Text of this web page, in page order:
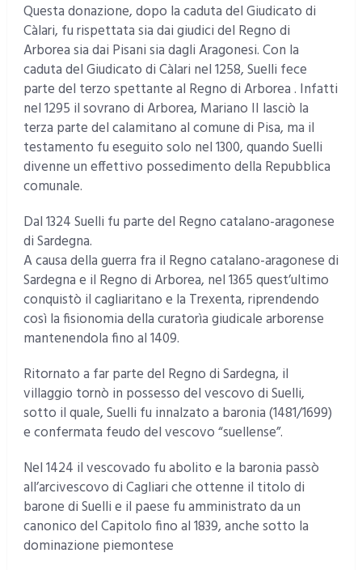
Questa donazione, dopo la caduta del Giudicato di
Càlari, fu rispettata sia dai giudici del Regno di
Arborea sia dai Pisani sia dagli Aragonesi. Con la
caduta del Giudicato di Càlari nel 1258, Suelli fece
parte del terzo spettante al Regno di Arborea . Infatti
nel 1295 il sovrano di Arborea, Mariano II lasciò la
terza parte del calamitano al comune di Pisa, ma il
testamento fu eseguito solo nel 1300, quando Suelli
divenne un effettivo possedimento della Repubblica
comunale.
Dal 1324 Suelli fu parte del Regno catalano-aragonese
di Sardegna.
A causa della guerra fra il Regno catalano-aragonese di
Sardegna e il Regno di Arborea, nel 1365 quest’ultimo
conquistò il cagliaritano e la Trexenta, riprendendo
così la fisionomia della curatorìa giudicale arborense
mantenendola fino al 1409.
Ritornato a far parte del Regno di Sardegna, il
villaggio tornò in possesso del vescovo di Suelli,
sotto il quale, Suelli fu innalzato a baronia (1481/1699)
e confermata feudo del vescovo “suellense”.
Nel 1424 il vescovado fu abolito e la baronia passò
all’arcivescovo di Cagliari che ottenne il titolo di
barone di Suelli e il paese fu amministrato da un
canonico del Capitolo fino al 1839, anche sotto la
dominazione piemontese